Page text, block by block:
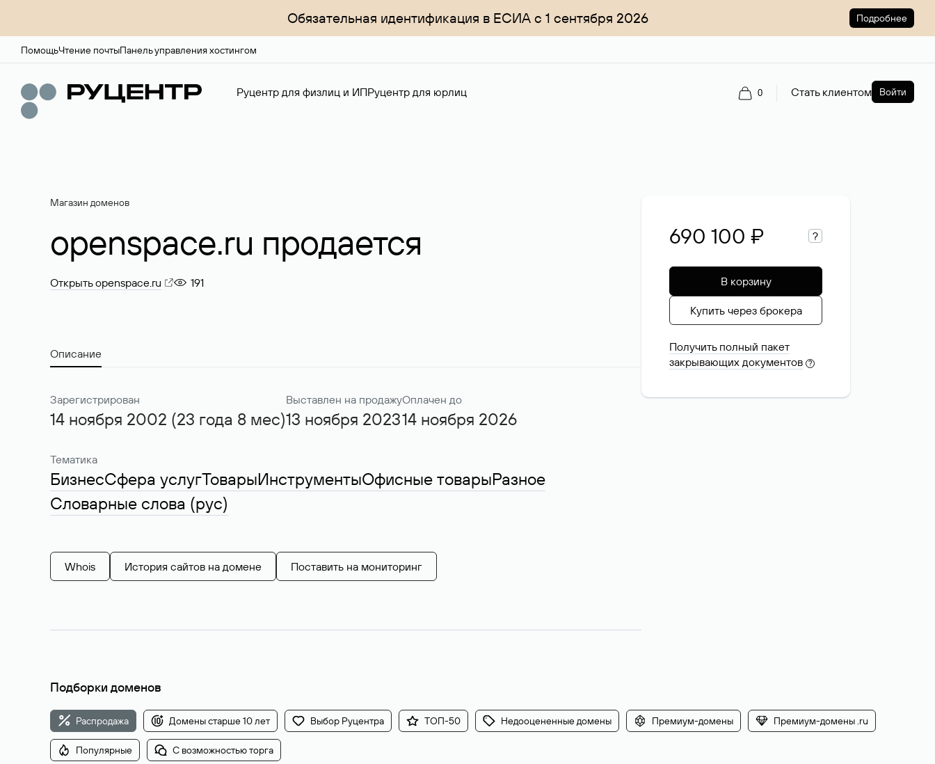
Обязательная идентификация в ЕСИА с 1 сентября 2026 Подробнее
ПомощьЧтение почтыПанель управления хостингом
Руцентр для физлиц и ИПРуцентр для юрлиц 0 Стать клиентом Войти
Магазин доменов
openspace.ru продается
Открыть openspace.ru 191
Описание
Зарегистрирован
14 ноября 2002 (23 года 8 мес)
Выставлен на продажу
13 ноября 2023
Оплачен до
14 ноября 2026
Тематика
БизнесСфера услугТоварыИнструментыОфисные товарыРазное
Словарные слова (рус)
Whois История сайтов на домене Поставить на мониторинг
690 100 ₽ ?
В корзину
Купить через брокера
Получить полный пакет
закрывающих документов ?
Подборки доменов
Распродажа Домены старше 10 лет Выбор Руцентра ТОП-50 Недооцененные домены Премиум-домены Премиум-домены .ru
Популярные С возможностью торга